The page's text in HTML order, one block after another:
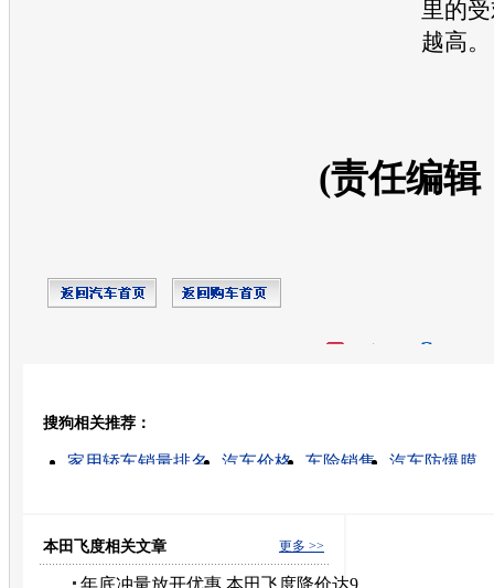
里的
越高。
(责任编辑
搜狗相关推荐：
家用轿车销量排名 汽车价格 车险销售
汽车防爆膜
更多 >>
本田飞度相关文章
年底冲量放开优惠 本田飞度降价达9